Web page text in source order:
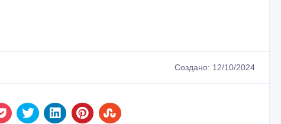
Создано: 12/10/2024